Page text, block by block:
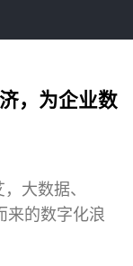
，为企业数
大数据、
来的数字化浪